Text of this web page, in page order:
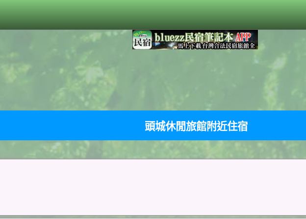
頭城休閒旅館附近住宿